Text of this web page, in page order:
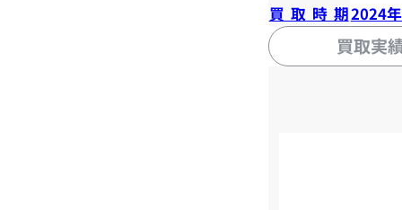
買取時期2024
買取実